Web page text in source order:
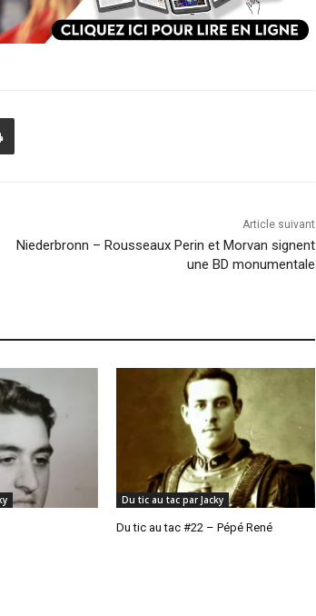
Article suivant
Niederbronn – Rousseaux Perin et Morvan signent
une BD monumentale
Du tic au tac par Jacky
Du tic au tac #22 – Pépé René